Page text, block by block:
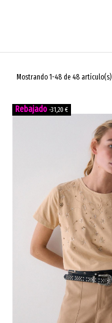
Mostrando 1-48 de 48 artículo(s)
-31,20 €